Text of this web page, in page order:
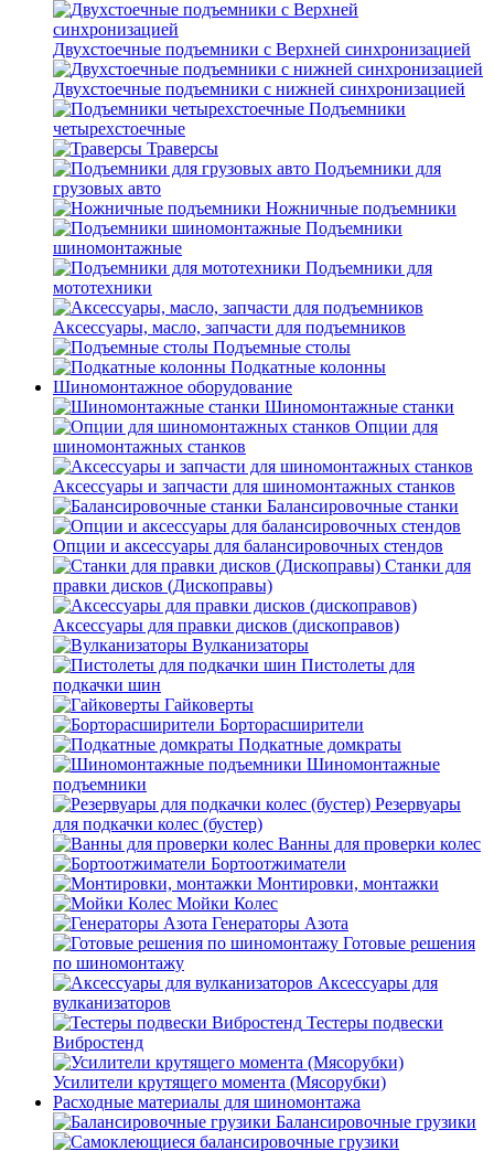
Двухстоечные подъемники с Верхней синхронизацией
Двухстоечные подъемники с нижней синхронизацией
Подъемники
четырехстоечные
Траверсы
Подъемники для
грузовых авто
Ножничные подъемники
Подъемники
шиномонтажные
Подъемники для
мототехники
Аксессуары, масло, запчасти для подъемников
Подъемные столы
Подкатные колонны
Шиномонтажное оборудование
Шиномонтажные станки
Опции для
шиномонтажных станков
Аксессуары и запчасти для шиномонтажных станков
Балансировочные станки
Опции и аксессуары для балансировочных стендов
Станки для
правки дисков (Дископравы)
Аксессуары для правки дисков (дископравов)
Вулканизаторы
Пистолеты для
подкачки шин
Гайковерты
Борторасширители
Подкатные домкраты
Шиномонтажные
подъемники
Резервуары
для подкачки колес (бустер)
Ванны для проверки колес
Бортоотжиматели
Монтировки, монтажки
Мойки Колес
Генераторы Азота
Готовые решения
по шиномонтажу
Аксессуары для
вулканизаторов
Тестеры подвески
Вибростенд
Усилители крутящего момента (Мясорубки)
Расходные материалы для шиномонтажа
Балансировочные грузики